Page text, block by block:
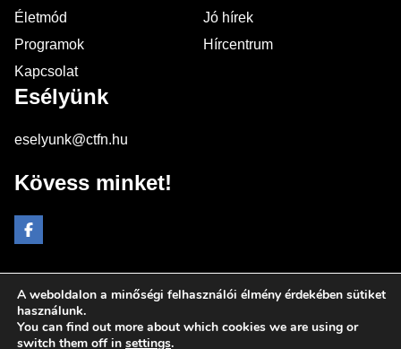
Életmód
Jó hírek
Programok
Hírcentrum
Kapcsolat
Esélyünk
eselyunk@ctfn.hu
Kövess minket!
Copyright © 2024 eselyunk.hu. Minden jog fenntartva.
Általános Szerződési Feltételek
Adatkezelési Nyilatkozat
A weboldalon a minőségi felhasználói élmény érdekében sütiket
használunk.
You can find out more about which cookies we are using or
switch them off in settings.